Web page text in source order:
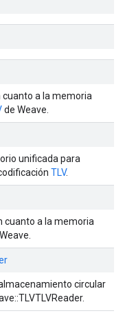
a la memoria
de Weave.
unificada para
TLV.
cuanto a la memoria
circular